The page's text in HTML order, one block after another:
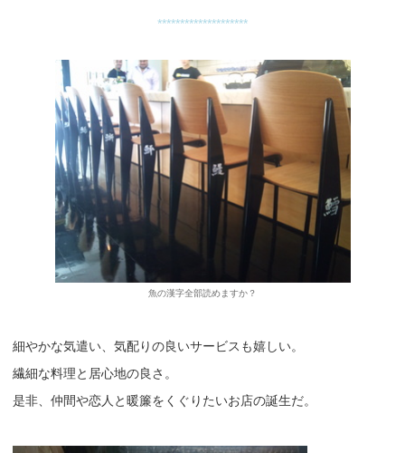
********************
魚の漢字全部読めますか？
細やかな気遣い、気配りの良いサービスも嬉しい。
繊細な料理と居心地の良さ。
是非、仲間や恋人と暖簾をくぐりたいお店の誕生だ。